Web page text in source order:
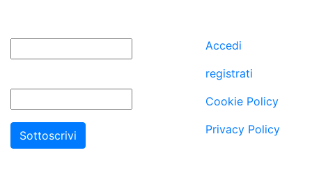
Accedi
registrati
Cookie Policy
Privacy Policy